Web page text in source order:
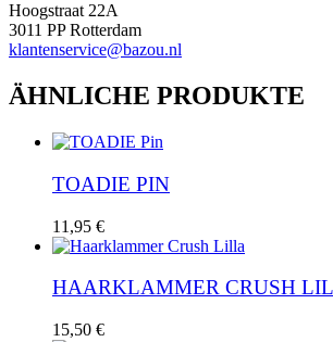
Hoogstraat 22A
3011 PP Rotterdam
klantenservice@bazou.nl
ÄHNLICHE PRODUKTE
TOADIE PIN
11,95 €
HAARKLAMMER CRUSH
15,50 €